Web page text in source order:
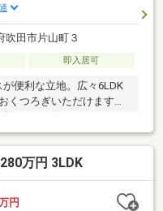
吹田市片山町３
即入居可
便利な立地。広々6LDK
くつろぎいただけます。
わせください。※構造：
区域※屋外広告物規制区
配管など越境有※建ぺい
万円 3LDK
円